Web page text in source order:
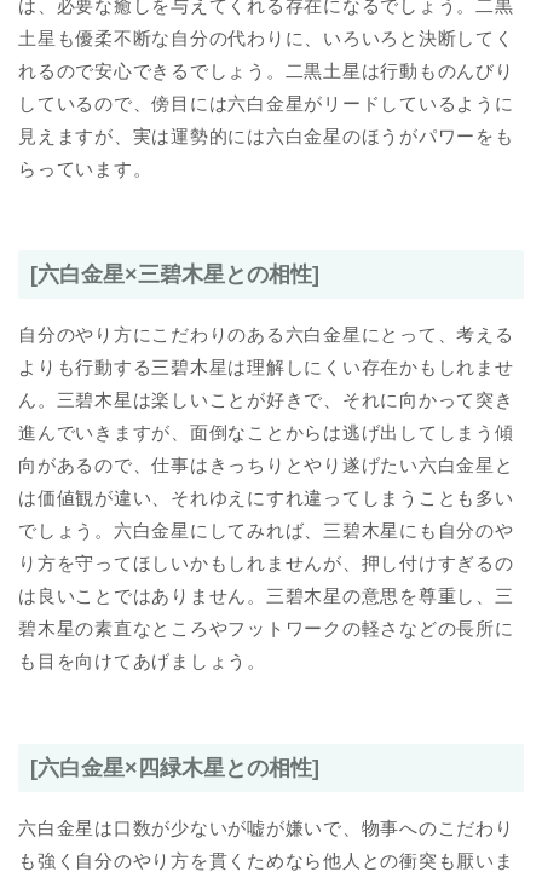
は、必要な癒しを与えてくれる存在になるでしょう。二黒
土星も優柔不断な自分の代わりに、いろいろと決断してく
れるので安心できるでしょう。二黒土星は行動ものんびり
しているので、傍目には六白金星がリードしているように
見えますが、実は運勢的には六白金星のほうがパワーをも
らっています。
[六白金星×三碧木星との相性]
自分のやり方にこだわりのある六白金星にとって、考える
よりも行動する三碧木星は理解しにくい存在かもしれませ
ん。三碧木星は楽しいことが好きで、それに向かって突き
進んでいきますが、面倒なことからは逃げ出してしまう傾
向があるので、仕事はきっちりとやり遂げたい六白金星と
は価値観が違い、それゆえにすれ違ってしまうことも多い
でしょう。六白金星にしてみれば、三碧木星にも自分のや
り方を守ってほしいかもしれませんが、押し付けすぎるの
は良いことではありません。三碧木星の意思を尊重し、三
碧木星の素直なところやフットワークの軽さなどの長所に
も目を向けてあげましょう。
[六白金星×四緑木星との相性]
六白金星は口数が少ないが嘘が嫌いで、物事へのこだわり
も強く自分のやり方を貫くためなら他人との衝突も厭いま